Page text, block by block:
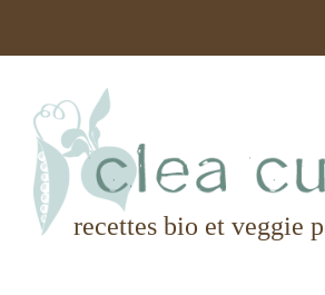
recettes bio et veggie